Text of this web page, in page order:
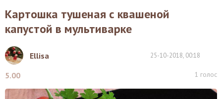
Картошка тушеная с квашеной
капустой в мультиварке
Ellisa 25-10-2018, 00:18
5.00 1 голос